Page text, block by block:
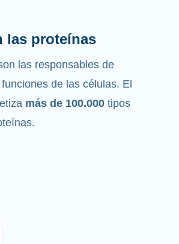
las proteínas
las responsables de
de las células. El
más de 100.000 tipos